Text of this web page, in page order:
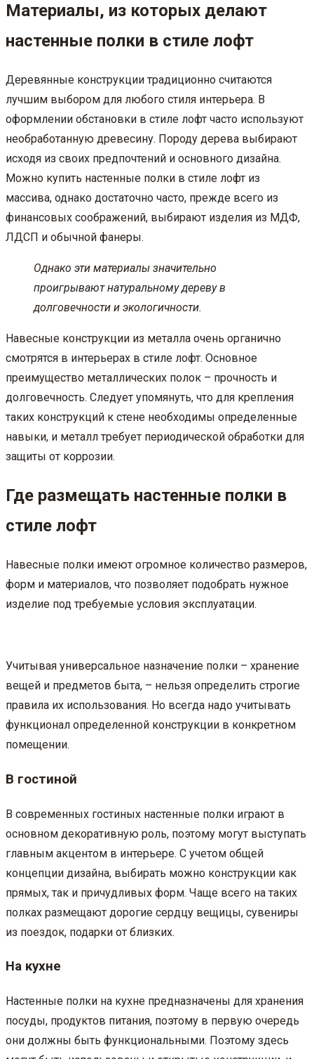
Материалы, из которых делают
настенные полки в стиле лофт
Деревянные конструкции традиционно считаются
лучшим выбором для любого стиля интерьера. В
оформлении обстановки в стиле лофт часто используют
необработанную древесину. Породу дерева выбирают
исходя из своих предпочтений и основного дизайна.
Можно купить настенные полки в стиле лофт из
массива, однако достаточно часто, прежде всего из
финансовых соображений, выбирают изделия из МДФ,
ЛДСП и обычной фанеры.
Однако эти материалы значительно
проигрывают натуральному дереву в
долговечности и экологичности.
Навесные конструкции из металла очень органично
смотрятся в интерьерах в стиле лофт. Основное
преимущество металлических полок – прочность и
долговечность. Следует упомянуть, что для крепления
таких конструкций к стене необходимы определенные
навыки, и металл требует периодической обработки для
защиты от коррозии.
Где размещать настенные полки в
стиле лофт
Навесные полки имеют огромное количество размеров,
форм и материалов, что позволяет подобрать нужное
изделие под требуемые условия эксплуатации.
Учитывая универсальное назначение полки – хранение
вещей и предметов быта, – нельзя определить строгие
правила их использования. Но всегда надо учитывать
функционал определенной конструкции в конкретном
помещении.
В гостиной
В современных гостиных настенные полки играют в
основном декоративную роль, поэтому могут выступать
главным акцентом в интерьере. С учетом общей
концепции дизайна, выбирать можно конструкции как
прямых, так и причудливых форм. Чаще всего на таких
полках размещают дорогие сердцу вещицы, сувениры
из поездок, подарки от близких.
На кухне
Настенные полки на кухне предназначены для хранения
посуды, продуктов питания, поэтому в первую очередь
они должны быть функциональными. Поэтому здесь